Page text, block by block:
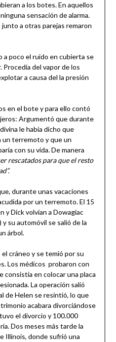
a los botes. En aquellos
sensación de alarma.
a otras parejas remaron
a poco el ruido en cubierta se
del vapor de los
a causa del la presión
en el bote y para ello contó
Argumentó que durante
le había dicho que
un terremoto y que un
con su vida. De manera
rescatados para que el resto
durante unas vacaciones
por un terremoto. El 15
y Dick volvían a Dowagiac
su automóvil se salió de la
árbol.
cráneo y se temió por su
Los médicos probaron con
consistía en colocar una placa
La operación salió
de Helen se resintió, lo que
acabara divorciándose
el divorcio y 100.000
Dos meses más tarde la
Illinois, donde sufrió una